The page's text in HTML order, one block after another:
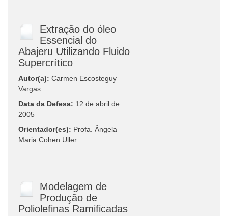
Extração do óleo
Essencial do
Abajeru Utilizando Fluido
Supercrítico
Autor(a): Carmen Escosteguy
Vargas
Data da Defesa: 12 de abril de
2005
Orientador(es): Profa. Ângela
Maria Cohen Uller
Modelagem de
Produção de
Poliolefinas Ramificadas